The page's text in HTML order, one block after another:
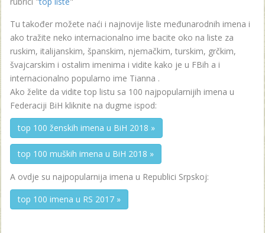
Tu također možete naći i najnovije liste međunarodnih imena i
ako tražite neko internacionalno ime bacite oko na liste za
ruskim, italijanskim, španskim, njemačkim, turskim, grčkim,
švajcarskim i ostalim imenima i vidite kako je u FBih a i
internacionalno popularno ime Tianna .
Ako želite da vidite top listu sa 100 najpopularnijih imena u
Federaciji BiH kliknite na dugme ispod:
top 100 ženskih imena u BiH 2018 »
top 100 muških imena u BiH 2018 »
A ovdje su najpopularnija imena u Republici Srpskoj:
top 100 imena u RS 2017 »